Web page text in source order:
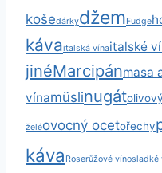
košedárkydžemFudge
kávaitalská vínaitalské
jinéMarcipánmasa
vínamüslinugát
želéovocný ocetořechy
káva Roserůžové vínosladké